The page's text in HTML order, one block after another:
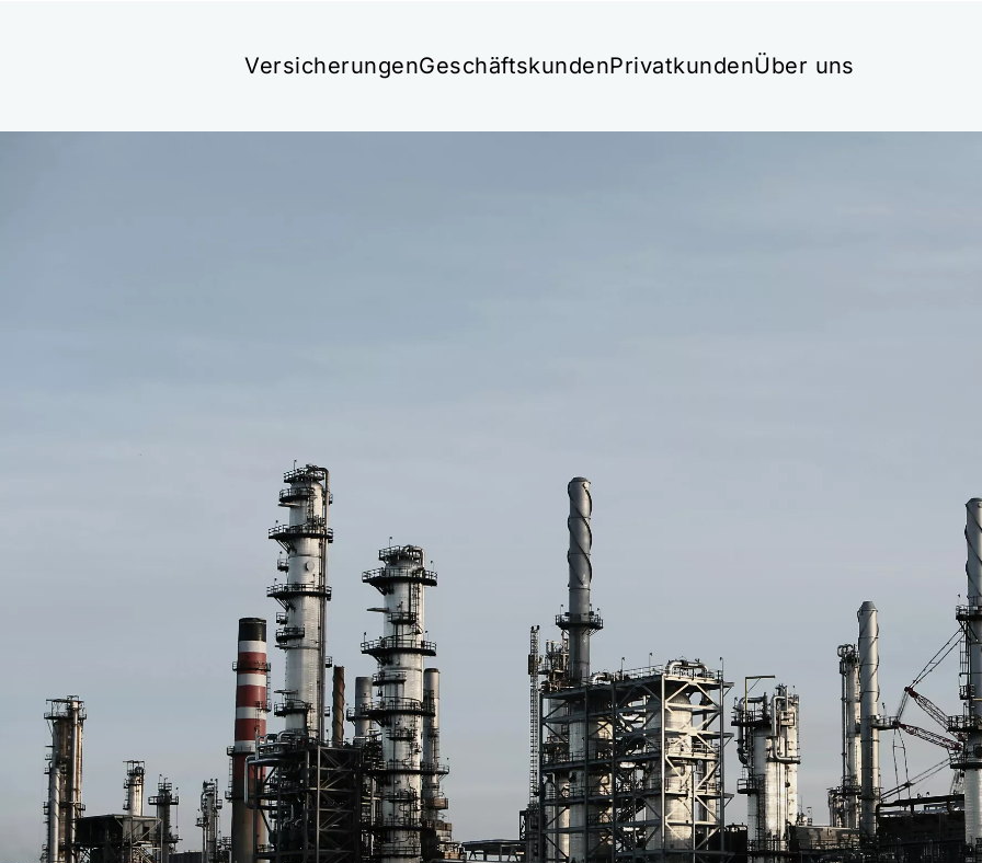
VersicherungenGeschäftskundenPrivatkundenÜber uns